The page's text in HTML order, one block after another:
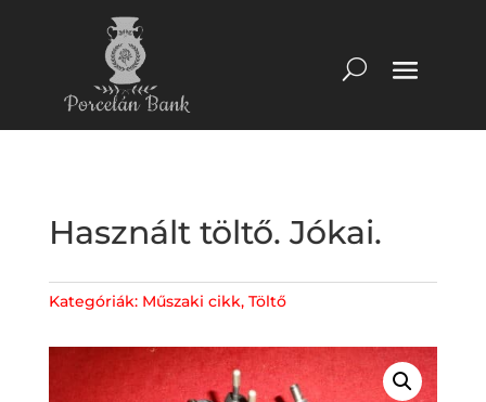
Használt töltő. Jókai.
Kategóriák: Műszaki cikk, Töltő